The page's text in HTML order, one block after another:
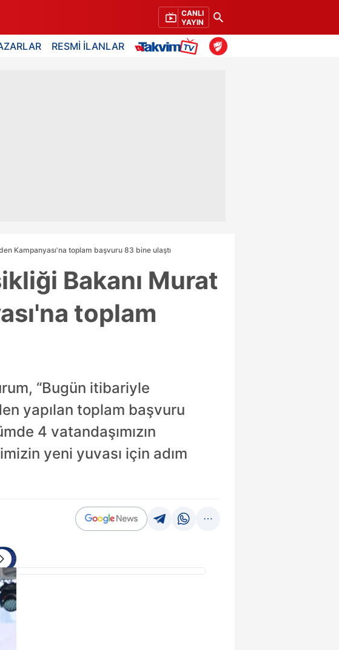
CANLI
YAYIN
RESMİ İLANLAR
Kampanyası'na toplam başvuru 83 bine ulaştı
Bakanı Murat
toplam
“Bugün itibariyle
yapılan toplam başvuru
4 vatandaşımızın
yeni yuvası için adım